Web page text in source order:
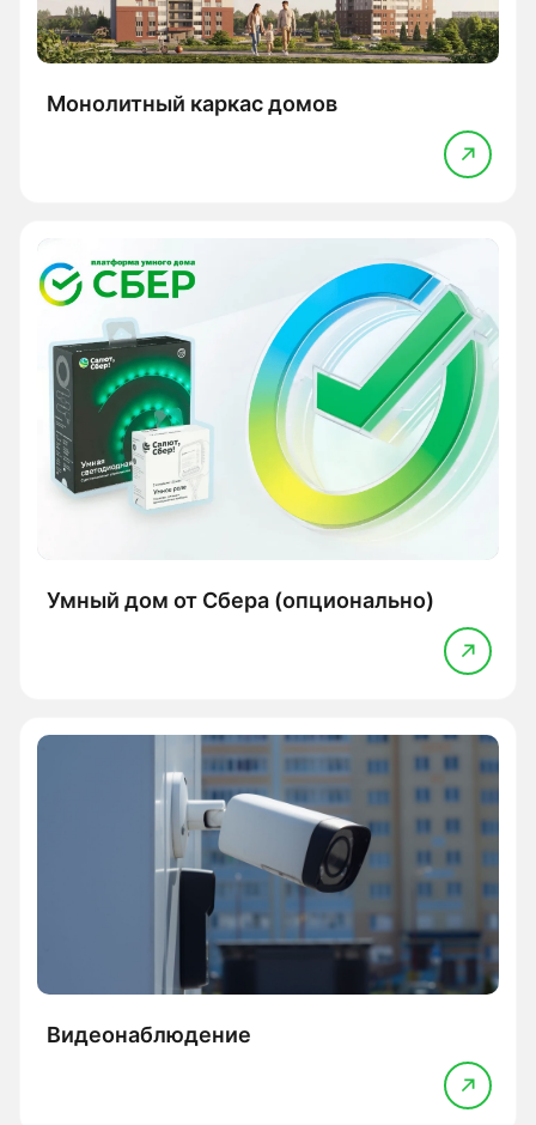
Монолитный каркас домов
Умный дом от Сбера (опционально)
Видеонаблюдение